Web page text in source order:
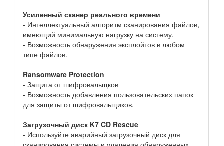
Усиленный сканер реального времени
- Интеллектуальный алгоритм сканирования файлов,
имеющий минимальную нагрузку на систему.
- Возможность обнаружения эксплойтов в любом
типе файлов.
Ransomware Protection
- Защита от шифровальщков
- Возможность добавления пользовательских папок
для защиты от шифровальщиков.
Загрузочный диск K7 CD Rescue
- Используйте аварийный загрузочный диск для